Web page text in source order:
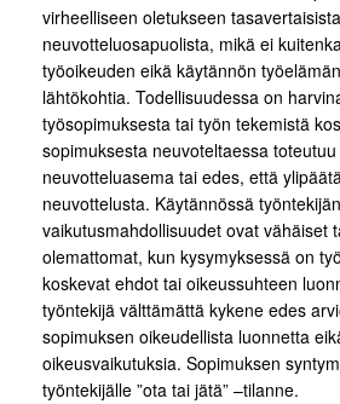
virheelliseen oletukseen tasavertaisista
neuvotteluosapuolista, mikä ei
työoikeuden eikä käytännön
lähtökohtia. Todellisuudessa on
työsopimuksesta tai työn tekemistä
sopimuksesta neuvoteltaessa
neuvotteluasema tai edes, että
neuvottelusta. Käytännössä työntekijän
vaikutusmahdollisuudet ovat vähäiset
olemattomat, kun kysymyksessä on
koskevat ehdot tai oikeussuhteen
työntekijä välttämättä kykene edes
sopimuksen oikeudellista luonnetta
oikeusvaikutuksia. Sopimuksen
työntekijälle ”ota tai jätä” –tilanne.